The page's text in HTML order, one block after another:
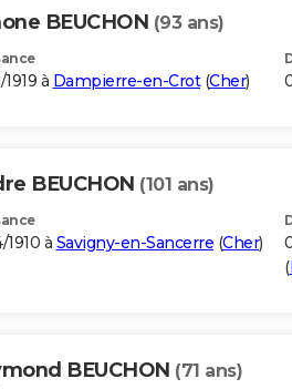
BEUCHON (93 ans)
1919 à Dampierre-en-Crot(Cher)
BEUCHON (101 ans)
1910 à Savigny-en-Sancerre (Cher)
(
BEUCHON (71 ans)